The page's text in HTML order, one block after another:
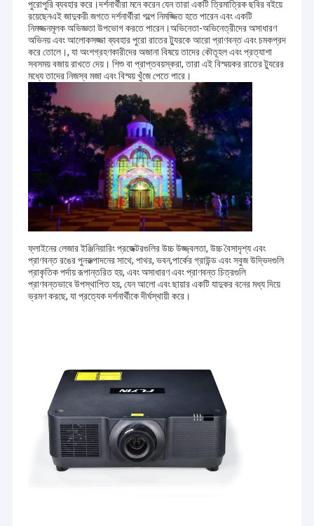
পুরোপুরি ব্যবহার করে।দর্শনার্থীরা মনে করেন যেন তারা একটি ত্রিমাত্রিক ছবির বইয়ে
রয়েছেনএই জাদুকরী জগতে দর্শনার্থীরা গল্পে নিমজ্জিত হতে পারেন এবং একটি
নিমজ্জনমূলক অভিজ্ঞতা উপভোগ করতে পারেন।অভিনেতা-অভিনেত্রীদের অসাধারণ
অভিনয় এবং আলোকসজ্জা ব্যবহার পুরো রাতের ট্যুরকে আরো প্রাণবন্ত এবং চমকপ্রদ
করে তোলে।, যা অংশগ্রহণকারীদের অজানা বিষয়ে তাদের কৌতূহল এবং প্রত্যাশা
সবসময় বজায় রাখতে দেয়। শিশু বা প্রাপ্তবয়স্করা, তারা এই বিস্ময়কর রাতের ট্যুরের
মধ্যে তাদের নিজস্ব মজা এবং বিস্ময় খুঁজে পেতে পারে।
ফ্লাইনের লেজার ইঞ্জিনিয়ারিং প্রজেক্টরগুলির উচ্চ উজ্জ্বলতা, উচ্চ বৈসাদৃশ্য এবং
প্রাণবন্ত রঙের পুনরুত্পাদনের সাথে, পাথর, ভবন,পার্কের গ্রাউন্ড এবং সবুজ উদ্ভিদগুলি
প্রাকৃতিক পর্দায় রূপান্তরিত হয়, এবং অসাধারণ এবং প্রাণবন্ত চিত্রগুলি
প্রাণবন্তভাবে উপস্থাপিত হয়, যেন আলো এবং ছায়ার একটি যাদুকর বনের মধ্য দিয়ে
ভ্রমণ করছে, যা প্রত্যেক দর্শনার্থীকে দীর্ঘস্থায়ী করে।